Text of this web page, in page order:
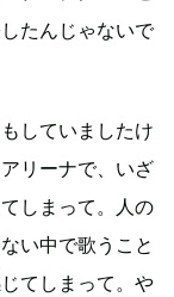
たんじゃないで
していましたけ
リーナで、いざ
しまって。人の
い中で歌うこと
てしまって。や